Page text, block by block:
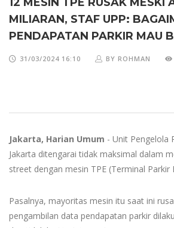
MILIARAN, STAF UPP:
PENDAPATAN PARKIR MAU
31/03/2024 16:10 BY ROHMAN
Jakarta, Harian Umum - Unit Pengelola
Jakarta ditengarai tidak maksimal dalam
street dengan mesin TPE (Terminal Parkir
Pasalnya, mayoritas mesin itu saat ini
pengambilan data pendapatan parkir